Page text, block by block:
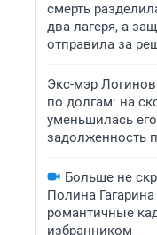
смерть
два лагеря, а
отправила за
Экс-мэр
по долгам: на
уменьшилась его
задолженность
Больше не
Полина
романтичные
избранником